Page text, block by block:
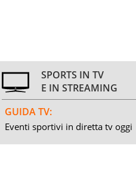
SPORTS IN TV
E IN STREAMING
GUIDA TV:
Eventi sportivi in diretta tv oggi